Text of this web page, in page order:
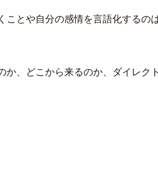
ことや自分の感情を言語化するの
か、どこから来るのか、ダイレク